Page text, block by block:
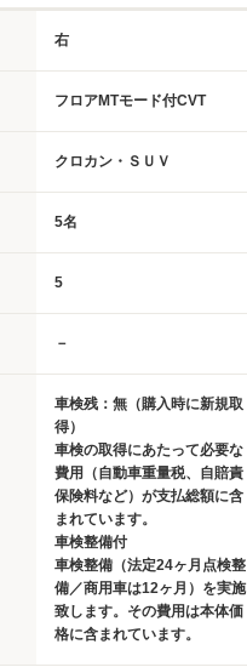
右
フロアMTモード付CVT
クロカン・ＳＵＶ
5名
5
－
車検残：無（購入時に新規取
得）
車検の取得にあたって必要な
費用（自動車重量税、自賠責
保険料など）が支払総額に含
まれています。
車検整備付
車検整備（法定24ヶ月点検整
備／商用車は12ヶ月）を実施
致します。その費用は本体価
格に含まれています。